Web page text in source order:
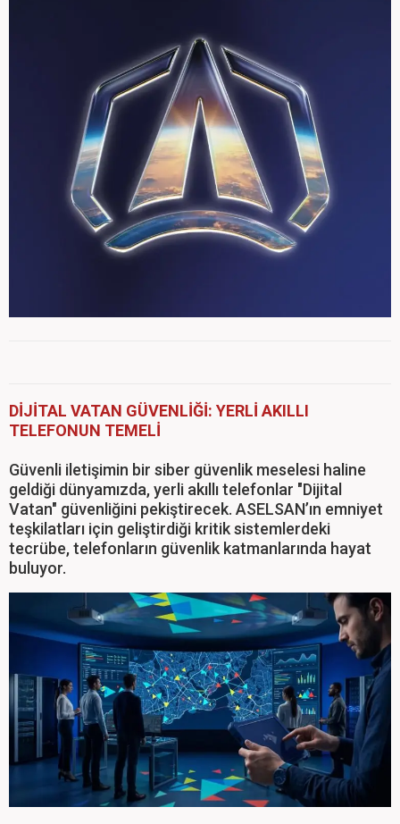
DİJİTAL VATAN GÜVENLİĞİ: YERLİ AKILLI
TELEFONUN TEMELİ
Güvenli iletişimin bir siber güvenlik meselesi haline
geldiği dünyamızda, yerli akıllı telefonlar "Dijital
Vatan" güvenliğini pekiştirecek. ASELSAN’ın emniyet
teşkilatları için geliştirdiği kritik sistemlerdeki
tecrübe, telefonların güvenlik katmanlarında hayat
buluyor.